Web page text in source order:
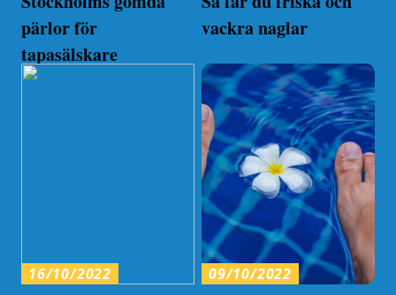
pärlor för
tapasälskare
vackra naglar
16/10/2022 09/10/2022